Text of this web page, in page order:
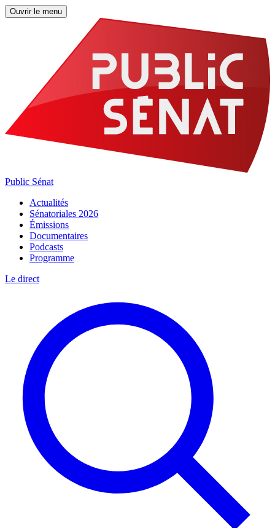
Ouvrir le menu
Public Sénat
Actualités
Sénatoriales 2026
Émissions
Documentaires
Podcasts
Programme
Le direct